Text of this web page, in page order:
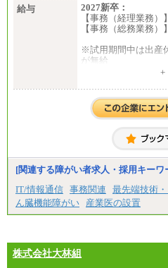
給与
2027新卒：
【事務（経理業務
【事務（総務業務
※試用期間中は出産
が無給
円
【事務（総務業務）
+
[関連する障がい者求人・採用キーワ
IT/情報通信 事務関連 最先端技術
ん臓機能障がい
産業医の設置
株式会社大林組